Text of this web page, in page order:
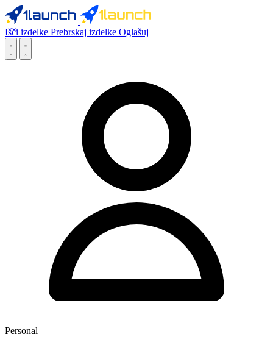
Išči izdelke Prebrskaj izdelke Oglašuj
Personal